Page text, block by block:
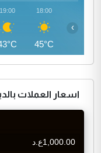
18:00
45°C
19:00
›
اسعار العملات